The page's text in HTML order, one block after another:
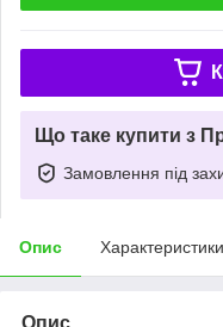
Що таке купити з
Замовлення під
Опис Характеристики
Опис